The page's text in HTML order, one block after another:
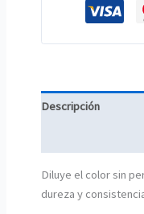
Descripción
Diluye el color sin
dureza y